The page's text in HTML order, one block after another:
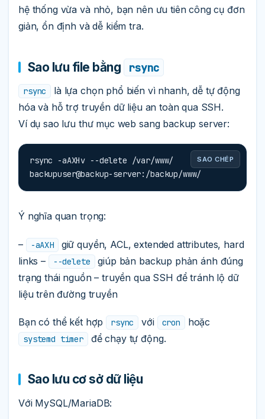
hệ thống vừa và nhỏ, bạn nên ưu tiên công cụ đơn
giản, ổn định và dễ kiểm tra.
Sao lưu file bằng rsync
rsync
là lựa chọn phổ biến vì nhanh, dễ tự động
hóa và hỗ trợ truyền dữ liệu an toàn qua SSH.
Ví dụ sao lưu thư mục web sang backup server:
SAO CHÉP
rsync -aAXHv --delete /var/www/
backupuser@backup-server:/backup/www/
Ý nghĩa quan trọng:
– -aAXH
giữ quyền, ACL, extended attributes, hard
links –
--delete
giúp bản backup phản ánh đúng
trạng thái nguồn – truyền qua SSH để tránh lộ dữ
liệu trên đường truyền
Bạn có thể kết hợp rsync với cron hoặc
systemd timer để chạy tự động.
Sao lưu cơ sở dữ liệu
Với MySQL/MariaDB: